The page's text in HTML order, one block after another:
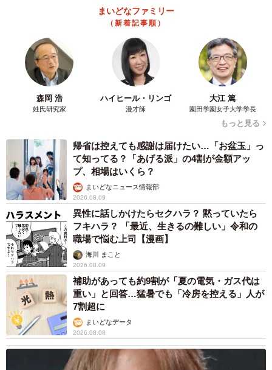
まいどなファミリー
（新着記事順）
森岡 浩
姓氏研究家
ハイヒール・リンゴ
漫才師
大江 篤
園田学園女子大学学長
もっと見る
帰省は控えても感謝は届けたい…「お盆玉」っ
て知ってる？「あげる派」の4割が金額アッ
プ、相場はいくら？
まいどなニュース情報部
2026.08.09
異性に話しかけたらセクハラ？ 黙っていたら
フキハラ？ 「最近、生きるの難しい」令和の
職場で悩む上司【漫画】
海川 まこと
2026.08.09
補助があっても約9割が「夏の電気・ガス代は
重い」と回答…猛暑でも「冷房を控える」人が
7割超に
まいどなデータ
2026.08.08